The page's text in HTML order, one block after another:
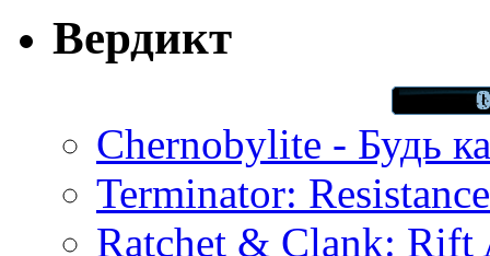
Вердикт
Chernobylite - Будь
Terminator:
Ratchet & Clank: Rift